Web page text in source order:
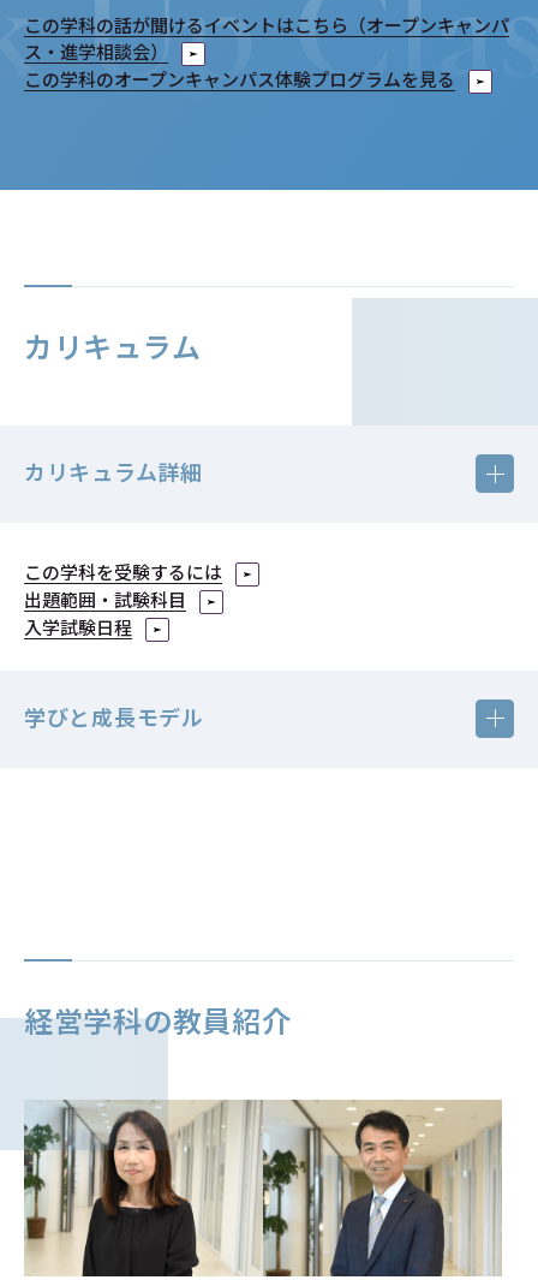
この学科の話が聞けるイベントはこちら（オープンキャンパ
ス・進学相談会）
この学科のオープンキャンパス体験プログラムを見る
カリキュラム
カリキュラム詳細
クリックで拡大画像（PDF）をご覧いただけます。
この学科を受験するには
出題範囲・試験科目
入学試験日程
学びと成長モデル
経営学科の教員紹介